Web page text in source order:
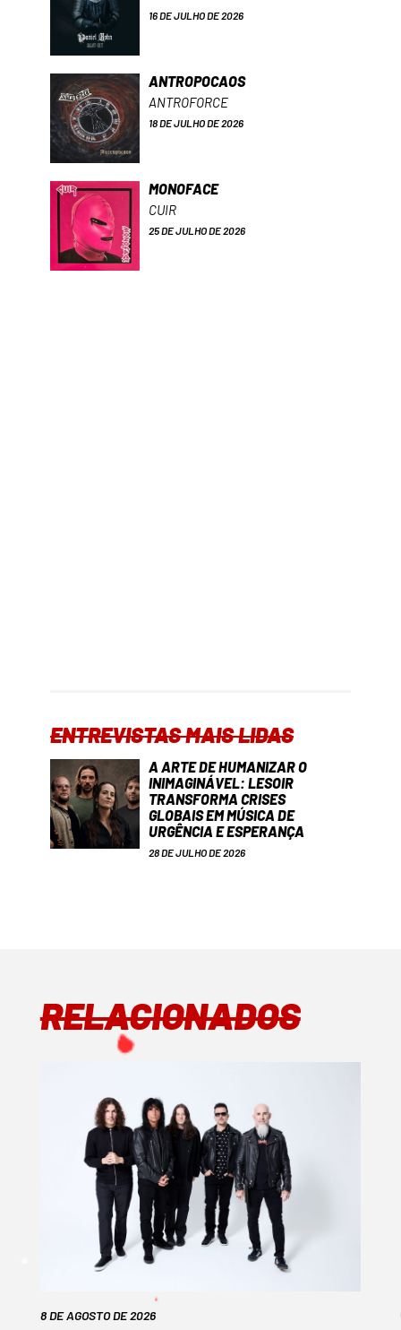
16 DE JULHO DE 2026
ANTROPOCAOS
ANTROFORCE
18 DE JULHO DE 2026
MONOFACE
CUIR
25 DE JULHO DE 2026
ENTREVISTAS MAIS LIDAS
A ARTE DE HUMANIZAR O
INIMAGINÁVEL: LESOIR
TRANSFORMA CRISES
GLOBAIS EM MÚSICA DE
URGÊNCIA E ESPERANÇA
28 DE JULHO DE 2026
RELACIONADOS
8 DE AGOSTO DE 2026